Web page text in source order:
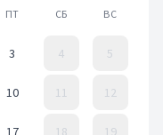
ПТ СБ ВС
3 4 5
10 11 12
17 18 19